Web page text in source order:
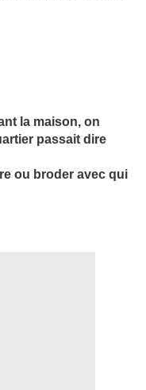
la maison, on
passait dire
ou broder avec qui